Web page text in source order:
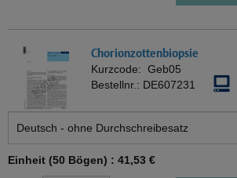
Chorionzottenbiopsie
Kurzcode: Geb05
Bestellnr.: DE607231
Einheit (50 Bögen) : 41,53 €